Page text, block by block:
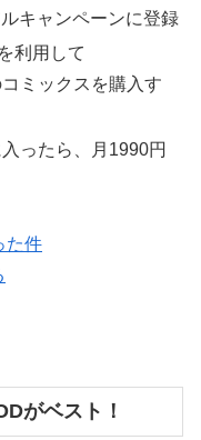
キャンペーンに登録
利用して
ミックスを購入す
ったら、月1990円
た件
がベスト！